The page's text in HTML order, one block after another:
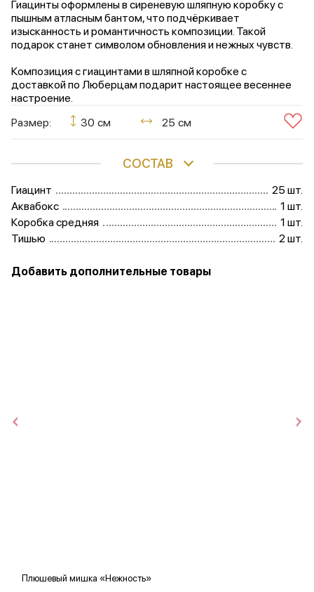
Гиацинты оформлены в сиреневую шляпную коробку с
пышным атласным бантом, что подчёркивает
изысканность и романтичность композиции. Такой
подарок станет символом обновления и нежных чувств.
Композиция с гиацинтами в шляпной коробке с
доставкой по Люберцам подарит настоящее весеннее
настроение.
Размер:
30 см 25 см
СОСТАВ
Гиацинт
25 шт.
Аквабокс
1 шт.
Коробка средняя
1 шт.
Тишью
2 шт.
Добавить дополнительные товары
Плюшевый мишка «Нежность»